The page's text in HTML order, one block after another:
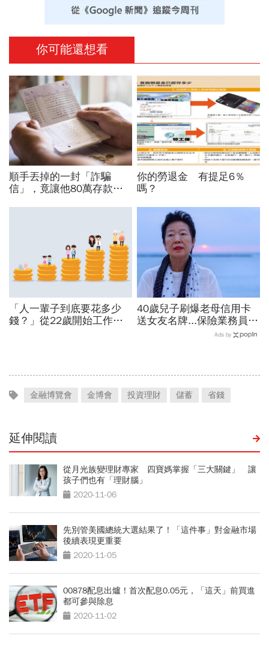
你可能還想看
順手丟掉的一封「詐騙
信」，竟讓他80萬存款被
你的勞退金 有提足6％
嗎？
「人一輩子到底要花多少
錢？」從22歲開始工作到
40歲兒子刷爆老母信用卡
送女友名牌...保險業務員看
「啃老」：問題不在溺愛，
Ads by
金融博覽會 金博會 投資理財 儲蓄 省錢
延伸閱讀
從月光族變理財專家 四寶媽掌握「三大關鍵」 讓
孩子們也有「理財腦」
2020-11-06
先別管美國總統大選結果了！「這件事」對金融市場
後續表現更重要
2020-11-05
00878配息出爐！首次配息0.05元，「這天」前買進
都可參與除息
2020-11-02